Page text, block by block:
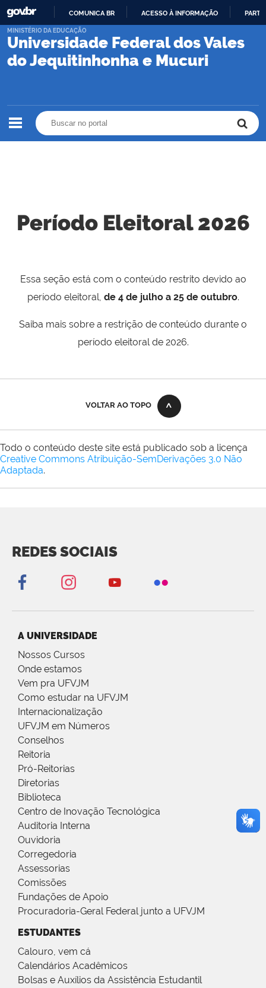
PARA
CONTEÚDO
COMUNICA BR ACESSO À INFORMAÇÃO
Universidade Federal dos Vales
do Jequitinhonha e Mucuri
MINISTÉRIO DA EDUCAÇÃO
Período Eleitoral 2026
Essa seção está com o conteúdo restrito devido ao
período eleitoral, de 4 de julho a 25 de outubro.
Saiba mais sobre a restrição de conteúdo durante o
período eleitoral de 2026.
VOLTAR AO TOPO
Todo o conteúdo deste site está publicado sob a licença
Creative Commons Atribuição-SemDerivações 3.0 Não
Adaptada.
REDES SOCIAIS
A UNIVERSIDADE
Nossos Cursos
Onde estamos
Vem pra UFVJM
Como estudar na UFVJM
Internacionalização
UFVJM em Números
Conselhos
Reitoria
Pró-Reitorias
Diretorias
Biblioteca
Centro de Inovação Tecnológica
Auditoria Interna
Ouvidoria
Corregedoria
Assessorias
Comissões
Fundações de Apoio
Procuradoria-Geral Federal junto a UFVJM
ESTUDANTES
Calouro, vem cá
Calendários Acadêmicos
Bolsas e Auxílios da Assistência Estudantil